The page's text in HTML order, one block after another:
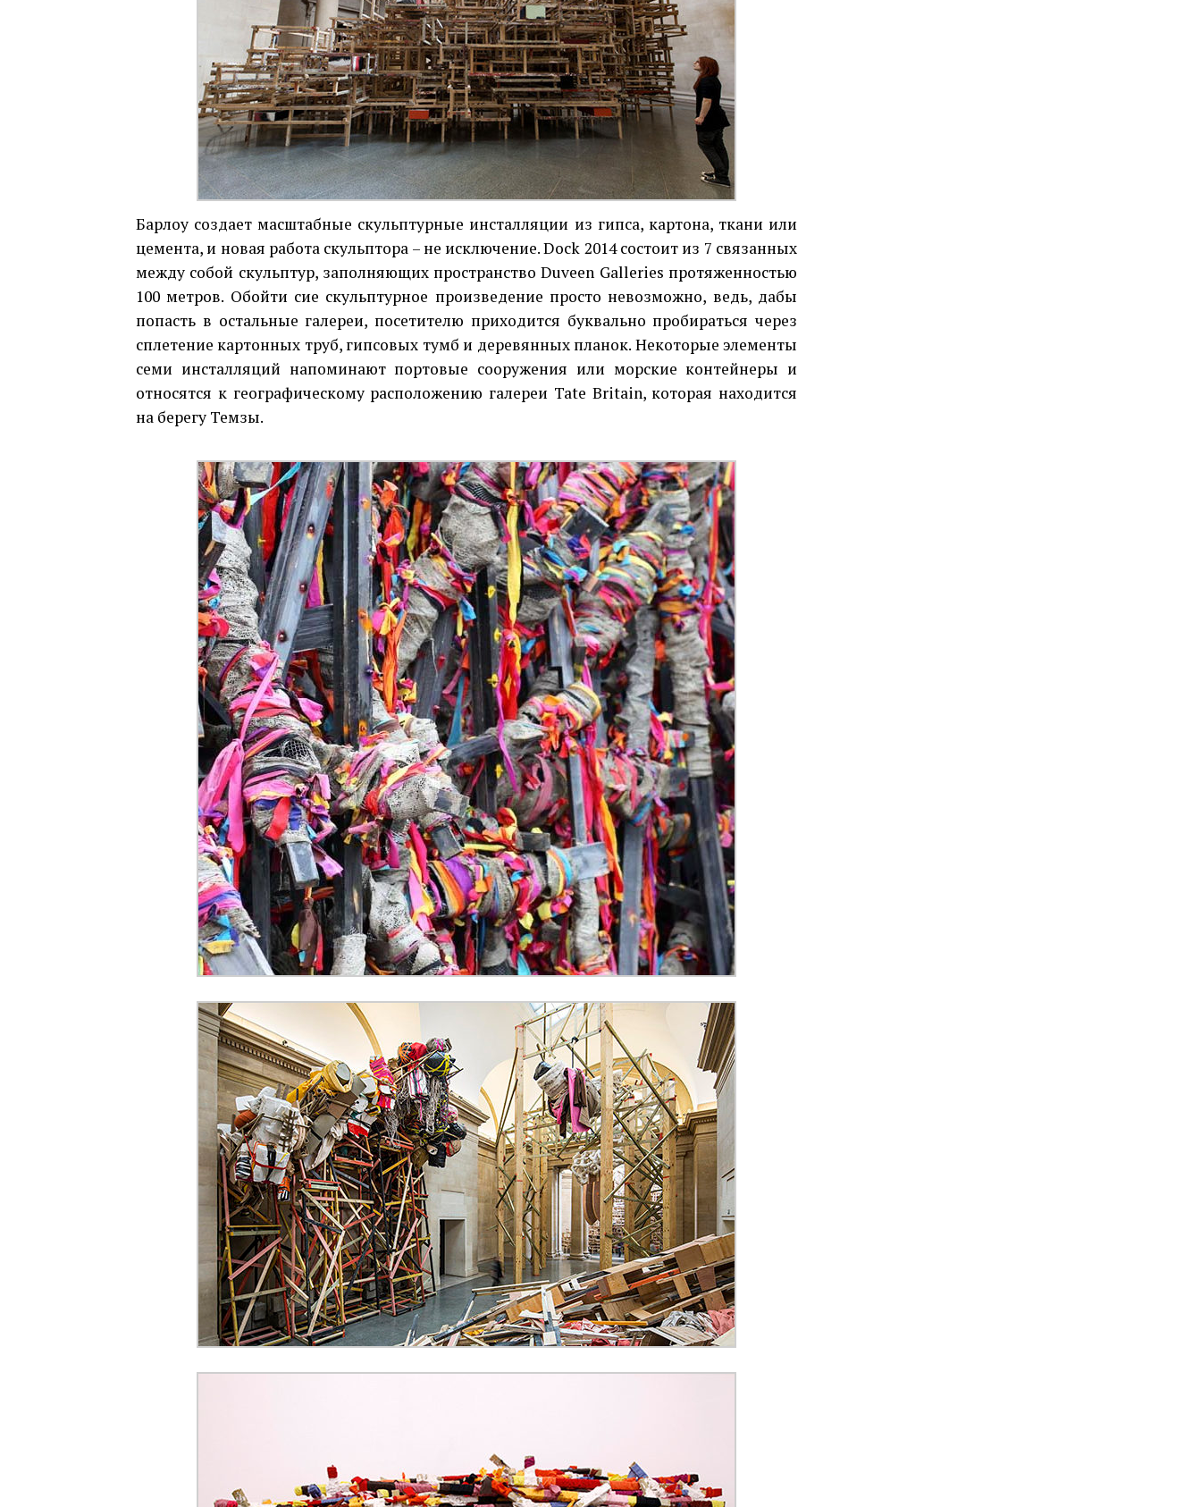
Барлоу создает масштабные скульптурные инсталляции из гипса, картона, ткани или
цемента, и новая работа скульптора – не исключение. Dock 2014 состоит из 7 связанных
между собой скульптур, заполняющих пространство Duveen Galleries протяженностью
100 метров. Обойти сие скульптурное произведение просто невозможно, ведь, дабы
попасть в остальные галереи, посетителю приходится буквально пробираться через
сплетение картонных труб, гипсовых тумб и деревянных планок. Некоторые элементы
семи инсталляций напоминают портовые сооружения или морские контейнеры и
относятся к географическому расположению галереи Tate Britain, которая находится
на берегу Темзы.